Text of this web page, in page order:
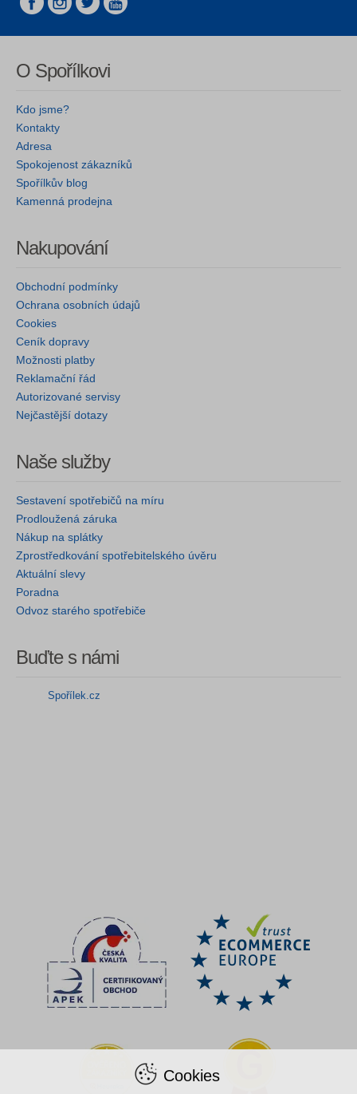
O Spořílkovi
Kdo jsme?
Kontakty
Adresa
Spokojenost zákazníků
Spořílkův blog
Kamenná prodejna
Nakupování
Obchodní podmínky
Ochrana osobních údajů
Cookies
Ceník dopravy
Možnosti platby
Reklamační řád
Autorizované servisy
Nejčastější dotazy
Naše služby
Sestavení spotřebičů na míru
Prodloužená záruka
Nákup na splátky
Zprostředkování spotřebitelského úvěru
Aktuální slevy
Poradna
Odvoz starého spotřebiče
Buďte s námi
Spořílek.cz
Cookies